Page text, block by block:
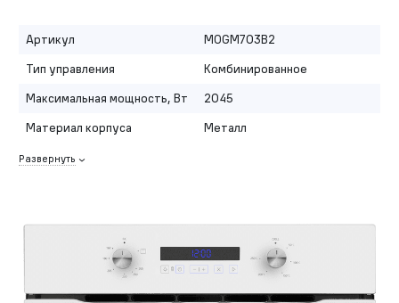
Артикул
MOGM703B2
Тип управления
Комбинированное
Максимальная мощность, Вт
2045
Материал корпуса
Металл
Развернуть